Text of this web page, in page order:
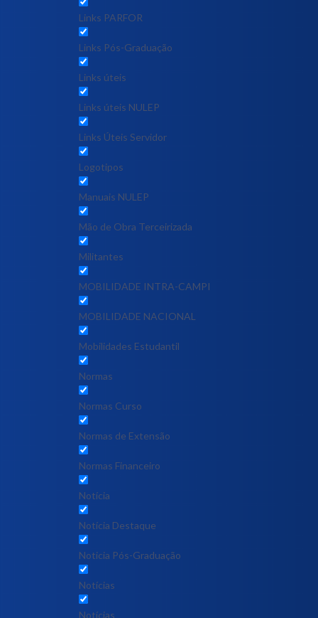
Links PARFOR
Links Pós-Graduação
Links úteis
Links úteis NULEP
Links Úteis Servidor
Logotipos
Manuais NULEP
Mão de Obra Terceirizada
Militantes
MOBILIDADE INTRA-CAMPI
MOBILIDADE NACIONAL
Mobilidades Estudantil
Normas
Normas Curso
Normas de Extensão
Normas Financeiro
Notícia
Notícia Destaque
Noticia Pós-Graduação
Notícias
Notícias